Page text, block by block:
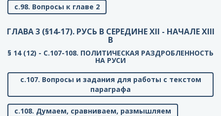
с.98. Вопросы к главе 2
ГЛАВА 3 (§14-17). РУСЬ В СЕРЕДИНЕ XII - НАЧАЛЕ XIII
В
§ 14 (12) - C.107-108. ПОЛИТИЧЕСКАЯ РАЗДРОБЛЕННОСТЬ
НА РУСИ
с.107. Вопросы и задания для работы с текстом
параграфа
с.108. Думаем, сравниваем, размышляем